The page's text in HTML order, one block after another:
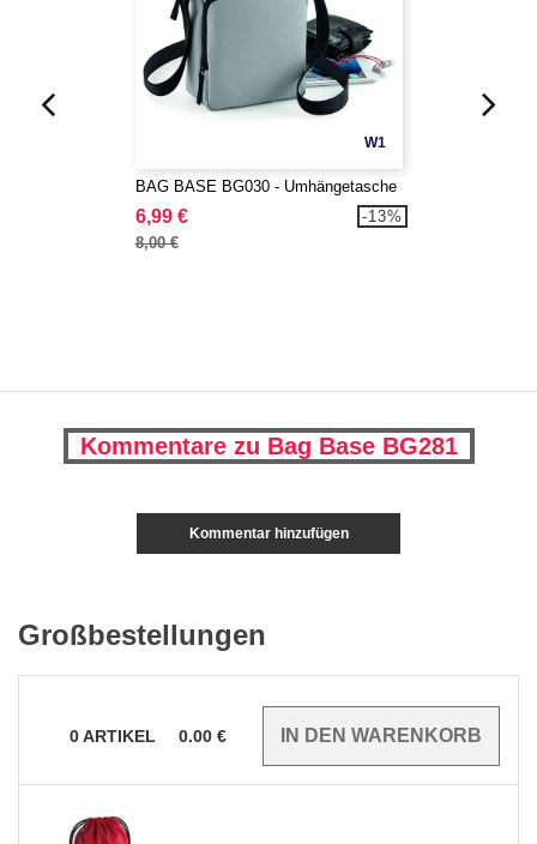
W1
BAG BASE BG030 - Umhängetasche
6,99 €
8,00 €
-13%
Kommentare zu Bag Base BG281
Kommentar hinzufügen
Großbestellungen
0ARTIKEL 0.00 €